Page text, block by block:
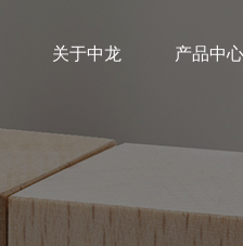
关于中龙 产品中心